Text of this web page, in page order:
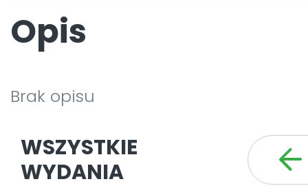
Opis
Brak opisu
WSZYSTKIE
WYDANIA